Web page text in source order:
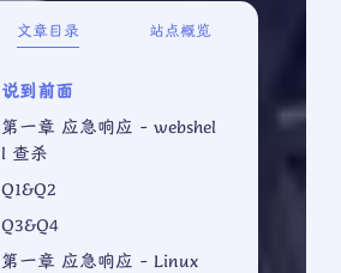
文章目录 站点概览
说到前面
第一章 应急响应 - webshel
l 查杀
Q1&Q2
Q3&Q4
第一章 应急响应 - Linux